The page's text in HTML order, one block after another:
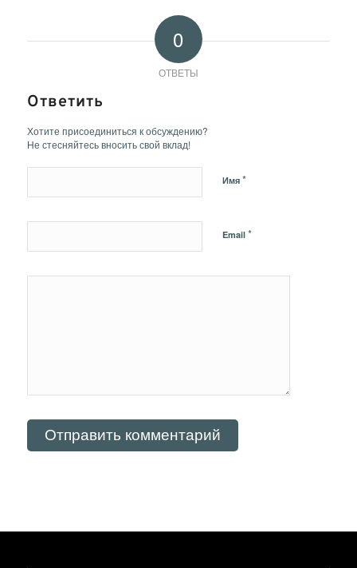
0
ОТВЕТЫ
Ответить
Хотите присоединиться к обсуждению?
Не стесняйтесь вносить свой вклад!
Имя *
Email *